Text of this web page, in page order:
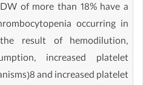
of more than 18% have a
occurring in
result of hemodilution,
increased platelet
and increased platelet